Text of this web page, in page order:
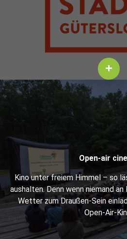
Open-air
Kino unter freiem Him­mel – so
aushal­ten. Denn wenn nie­mand
Wet­ter zum Draußen-Sein
Open-Air-